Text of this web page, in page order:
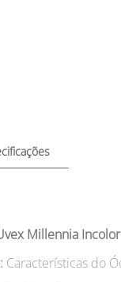
Millennia Incolor
Características do